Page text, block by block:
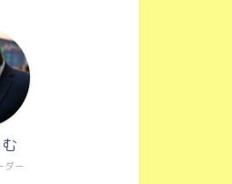
ダー